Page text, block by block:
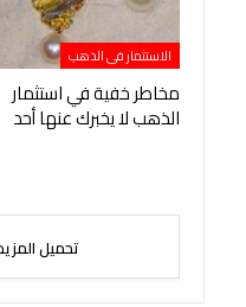
الاستثمار فى الذهب
مخاطر خفية في استثمار
الذهب لا يخبرك عنها أحد
تحميل